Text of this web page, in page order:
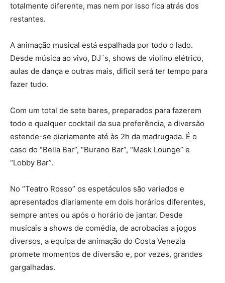
totalmente diferente, mas nem por isso fica atrás dos
restantes.
A animação musical está espalhada por todo o lado.
Desde música ao vivo, DJ´s, shows de violino elétrico,
aulas de dança e outras mais, difícil será ter tempo para
fazer tudo.
Com um total de sete bares, preparados para fazerem
todo e qualquer cocktail da sua preferência, a diversão
estende-se diariamente até às 2h da madrugada. É o
caso do “Bella Bar”, “Burano Bar”, “Mask Lounge” e
“Lobby Bar”.
No “Teatro Rosso” os espetáculos são variados e
apresentados diariamente em dois horários diferentes,
sempre antes ou após o horário de jantar. Desde
musicais a shows de comédia, de acrobacias a jogos
diversos, a equipa de animação do Costa Venezia
promete momentos de diversão e, por vezes, grandes
gargalhadas.